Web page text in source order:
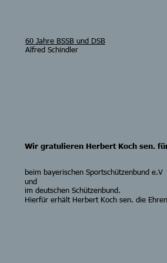
Wir gratulieren Herbert Koch sen.
beim bayerischen Sportschützenbund e.V
und
im deutschen Schützenbund.
Hierfür erhält Herbert Koch sen. die
60 Jahre BSSB und DSB
Alfred Schindler